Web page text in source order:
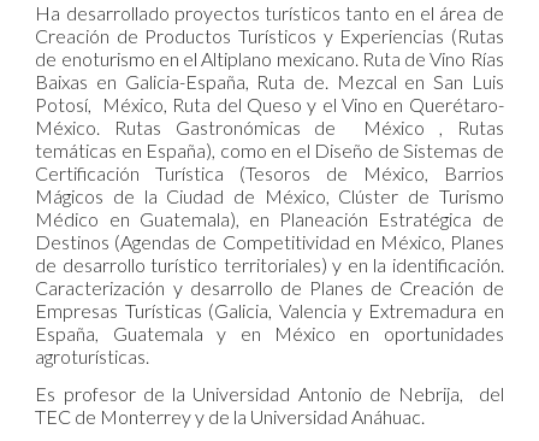
Ha desarrollado proyectos turísticos tanto en el área de
Creación de Productos Turísticos y Experiencias (Rutas
de enoturismo en el Altiplano mexicano. Ruta de Vino Rías
Baixas en Galicia-España, Ruta de. Mezcal en San Luis
Potosí, México, Ruta del Queso y el Vino en Querétaro-
México. Rutas Gastronómicas de México , Rutas
temáticas en España), como en el Diseño de Sistemas de
Certificación Turística (Tesoros de México, Barrios
Mágicos de la Ciudad de México, Clúster de Turismo
Médico en Guatemala), en Planeación Estratégica de
Destinos (Agendas de Competitividad en México, Planes
de desarrollo turístico territoriales) y en la identificación.
Caracterización y desarrollo de Planes de Creación de
Empresas Turísticas (Galicia, Valencia y Extremadura en
España, Guatemala y en México en oportunidades
agroturísticas.
Es profesor de la Universidad Antonio de Nebrija, del
TEC de Monterrey y de la Universidad Anáhuac.